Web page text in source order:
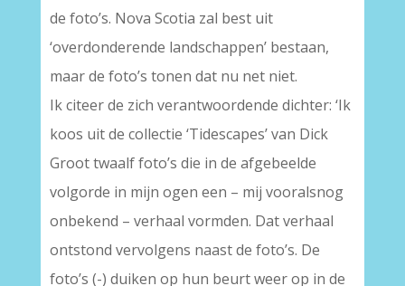
de foto’s. Nova Scotia zal best uit
‘overdonderende landschappen’ bestaan,
maar de foto’s tonen dat nu net niet.
Ik citeer de zich verantwoordende dichter: ‘Ik
koos uit de collectie ‘Tidescapes’ van Dick
Groot twaalf foto’s die in de afgebeelde
volgorde in mijn ogen een – mij vooralsnog
onbekend – verhaal vormden. Dat verhaal
ontstond vervolgens naast de foto’s. De
foto’s (-) duiken op hun beurt weer op in de